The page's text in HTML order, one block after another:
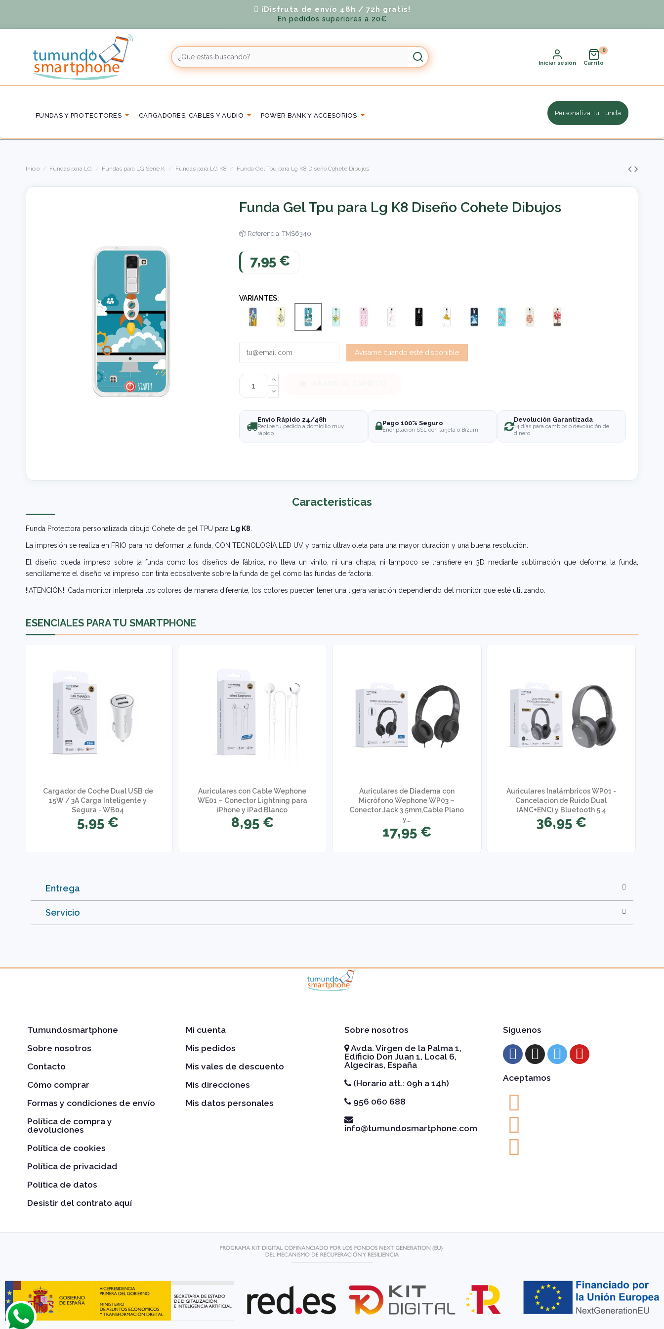
¡Disfruta de envío 48h / 72h gratis!
En pedidos superiores a 20€
Iniciar sesión Carrito
FUNDAS Y PROTECTORES CARGADORES, CABLES Y AUDIO POWER BANK Y ACCESORIOS Personaliza Tu Funda
Inicio Fundas para LG Fundas para LG Serie K Fundas para LG K8 Funda Gel Tpu para Lg K8 Diseño Cohete Dibujos
Funda Gel Tpu para Lg K8 Diseño Cohete Dibujos
Referencia: TMS6340
7,95 €
VARIANTES:
Envío Rápido 24/48h
Recibe tu pedido a domicilio muy
rápido
Pago 100% Seguro
Encriptación SSL con tarjeta o Bizum
Devolución Garantizada
14 días para cambios o devolución de
dinero
Caracteristicas
Funda Protectora personalizada dibujo Cohete de gel TPU para Lg K8
La impresión se realiza en FRIO para no deformar la funda, CON TECNOLOGÍA LED UV y barniz ultravioleta para una mayor duración y una buena resolución.
El diseño queda impreso sobre la funda como los diseños de fábrica, no lleva un vinilo, ni una chapa, ni tampoco se transfiere en 3D mediante sublimación que deforma la funda,
sencillamente el diseño va impreso con tinta ecosolvente sobre la funda de gel como las fundas de factoría.
!!ATENCIÓN!! Cada monitor interpreta los colores de manera diferente, los colores pueden tener una ligera variación dependiendo del monitor que esté utilizando.
ESENCIALES PARA TU SMARTPHONE
Cargador de Coche Dual USB de
15W / 3A Carga Inteligente y
Segura - WB04
5,95 €
Auriculares con Cable Wephone
WE01 – Conector Lightning para
iPhone y iPad Blanco
8,95 €
Auriculares de Diadema con
Micrófono Wephone WP03 –
Conector Jack 3.5mm,Cable Plano
y...
17,95 €
Auriculares Inalámbricos WP01 -
Cancelación de Ruido Dual
(ANC+ENC) y Bluetooth 5.4
36,95 €
Entrega
Servicio
Tumundosmartphone
Sobre nosotros
Contacto
Cómo comprar
Formas y condiciones de envío
Política de compra y
devoluciones
Política de cookies
Política de privacidad
Política de datos
Desistir del contrato aquí
Mi cuenta
Mis pedidos
Mis vales de descuento
Mis direcciones
Mis datos personales
Sobre nosotros
Avda. Virgen de la Palma 1,
Edificio Don Juan 1, Local 6,
Algeciras, España
(Horario att.: 09h a 14h)
956 060 688
info@tumundosmartphone.com
Síguenos
Aceptamos